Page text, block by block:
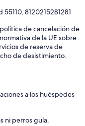
8120215281281
de cancelación de
de la UE sobre
de reserva de
de desistimiento.
a los huéspedes
ni perros guía.